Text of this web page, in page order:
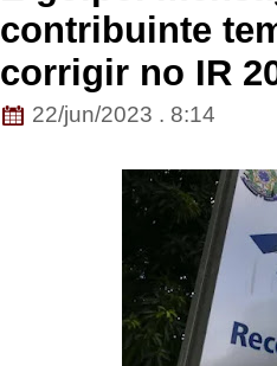
contribuinte
corrigir no IR
22/jun/2023 . 8:14